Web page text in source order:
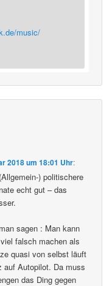
music/
2018 um 18:01 Uhr:
) politischere
echt gut – das
sagen : Man kann
falsch machen als
quasi von selbst läuft
auf Autopilot. Da muss
das Ding gegen